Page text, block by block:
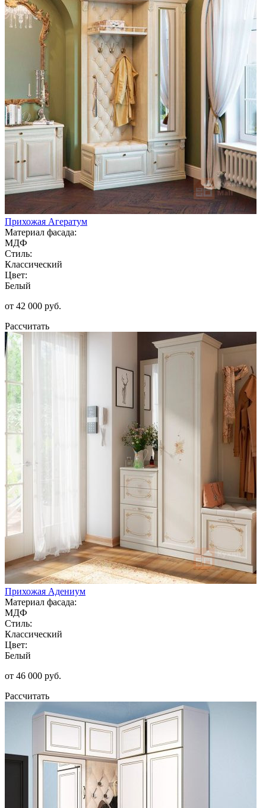
Прихожая Агератум
Материал фасада:
МДФ
Стиль:
Классический
Цвет:
Белый
от 42 000 руб.
Рассчитать
Прихожая Адениум
Материал фасада:
МДФ
Стиль:
Классический
Цвет:
Белый
от 46 000 руб.
Рассчитать